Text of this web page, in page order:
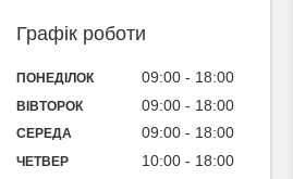
Графік роботи
ПОНЕДІЛОК 09:00 18:00
ВІВТОРОК 09:00 18:00
СЕРЕДА 09:00 18:00
ЧЕТВЕР 10:00 18:00